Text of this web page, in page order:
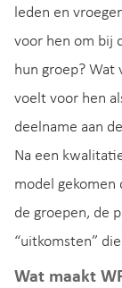
leden en
voor hen om bij
hun groep? Wat
voelt voor hen
deelname aan
Na een
model gekomen
de groepen, de
“uitkomsten”
Wat maakt